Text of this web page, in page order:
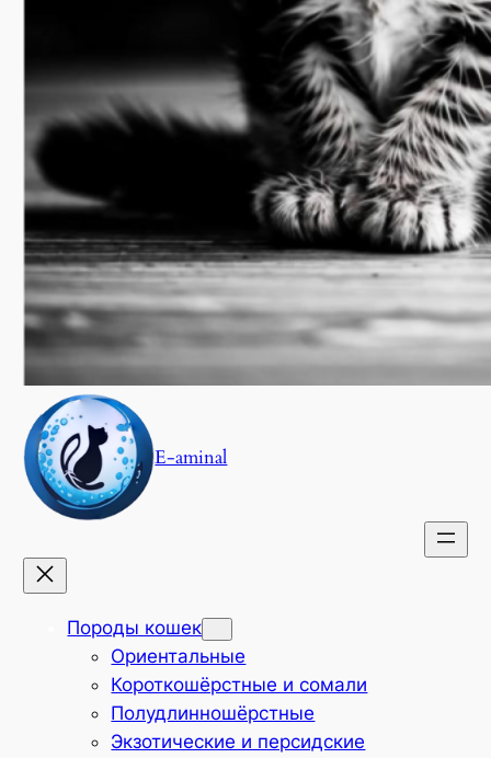
E-aminal
Породы кошек
Ориентальные
Короткошёрстные и сомали
Полудлинношёрстные
Экзотические и персидские